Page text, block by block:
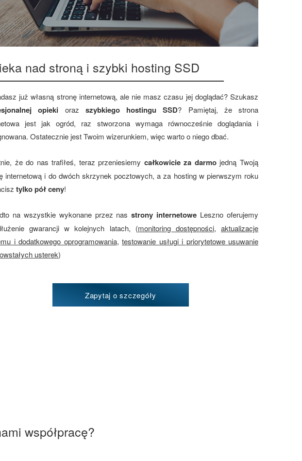
nad stroną i szybki hosting SSD
już własną stronę internetową, ale nie masz czasu jej doglądać? Szukasz
opieki oraz szybkiego hostingu SSD? Pamiętaj, że strona
jest jak ogród, raz stworzona wymaga równocześnie doglądania i
Ostatecznie jest Twoim wizerunkiem, więc warto o niego dbać.
że do nas trafiłeś, teraz przeniesiemy całkowicie za darmojedną Twoją
internetową i do dwóch skrzynek pocztowych, a za hosting w pierwszym roku
tylko pół ceny!
na wszystkie wykonane przez nasstrony internetowe Leszno oferujemy
gwarancji w kolejnych latach, (monitoring dostępności,aktualizacje
i dodatkowego oprogramowania, testowanie usługi i priorytetowe usuwanie
usterek)
Zapytaj o szczegóły
współpracę?